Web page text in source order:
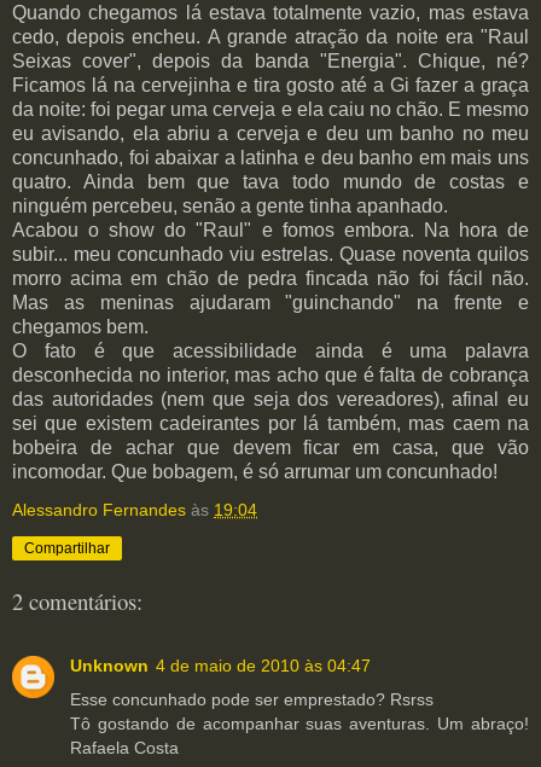
Quando chegamos lá estava totalmente vazio, mas estava
cedo, depois encheu. A grande atração da noite era "Raul
Seixas cover", depois da banda "Energia". Chique, né?
Ficamos lá na cervejinha e tira gosto até a Gi fazer a graça
da noite: foi pegar uma cerveja e ela caiu no chão. E mesmo
eu avisando, ela abriu a cerveja e deu um banho no meu
concunhado, foi abaixar a latinha e deu banho em mais uns
quatro. Ainda bem que tava todo mundo de costas e
ninguém percebeu, senão a gente tinha apanhado.
Acabou o show do "Raul" e fomos embora. Na hora de
subir... meu concunhado viu estrelas. Quase noventa quilos
morro acima em chão de pedra fincada não foi fácil não.
Mas as meninas ajudaram "guinchando" na frente e
chegamos bem.
O fato é que acessibilidade ainda é uma palavra
desconhecida no interior, mas acho que é falta de cobrança
das autoridades (nem que seja dos vereadores), afinal eu
sei que existem cadeirantes por lá também, mas caem na
bobeira de achar que devem ficar em casa, que vão
incomodar. Que bobagem, é só arrumar um concunhado!
Alessandro Fernandes às 19:04
Compartilhar
2 comentários:
Unknown 4 de maio de 2010 às 04:47
Esse concunhado pode ser emprestado? Rsrss
Tô gostando de acompanhar suas aventuras. Um abraço!
Rafaela Costa